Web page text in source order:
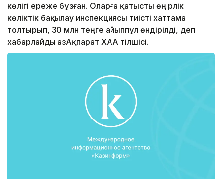
көлігі ереже бұзған. Оларға қатысты өңірлік
көліктік бақылау инспекциясы тиісті хаттама
толтырып, 30 млн теңге айыппұл өндірілді, деп
хабарлайды ҚазАқпарат ХАА тілшісі.